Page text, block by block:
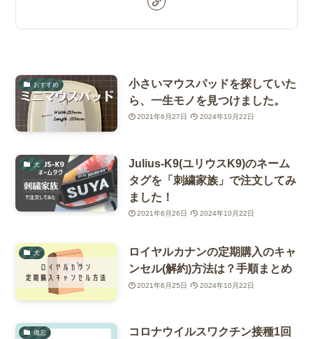
おすすめ
小さいマウスパッドを探していた
ら、一生モノを見つけました。
2021年6月27日 2024年10月22日
犬
Julius-K9(ユリウスK9)のネーム
タグを「刺繍家族」で注文してみ
ました！
2021年6月26日 2024年10月22日
犬
ロイヤルカナンの定期購入のキャ
ンセル(解約)方法は？手順まとめ
2021年6月25日 2024年10月22日
備忘
コロナウイルスワクチン接種1回